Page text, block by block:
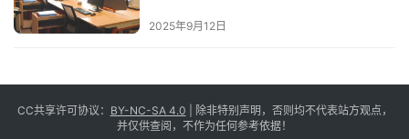
2025年9月12日
CC共享许可协议： BY-NC-SA 4.0 | 除非特别声明，否则均不代表站方观点，
并仅供查阅，不作为任何参考依据！